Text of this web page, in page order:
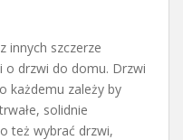
innych szczerze
o drzwi do domu. Drzwi
każdemu zależy by
solidnie
też wybrać drzwi,